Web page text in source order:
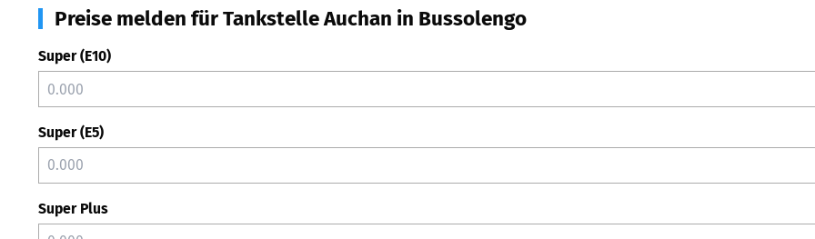
Preise melden für Tankstelle Auchan in Bussolengo
Super (E10)
Super (E5)
Super Plus